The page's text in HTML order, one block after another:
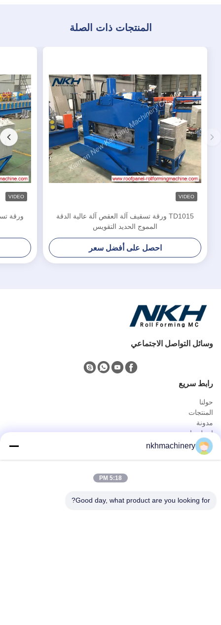
المنتجات ذات الصلة
VIDEO
TD1015 ورقة تسقيف آلة العقص آلة عالية الدقة
المموج الحديد التقويس
احصل على أفضل سعر
VIDEO
ورقة
وسائل التواصل الاجتماعي
رابط سريع
حولنا
المنتجات
مدونة
اتصل بنا
المنتجات
لوحة سقف دحر آلة تشكيل
سطح السفينة الكلمة دحر آلة تشكيل
ورقة تسقيف العقص آلة
nkhmachinery
5:18 PM
Good day, what product are you looking for?